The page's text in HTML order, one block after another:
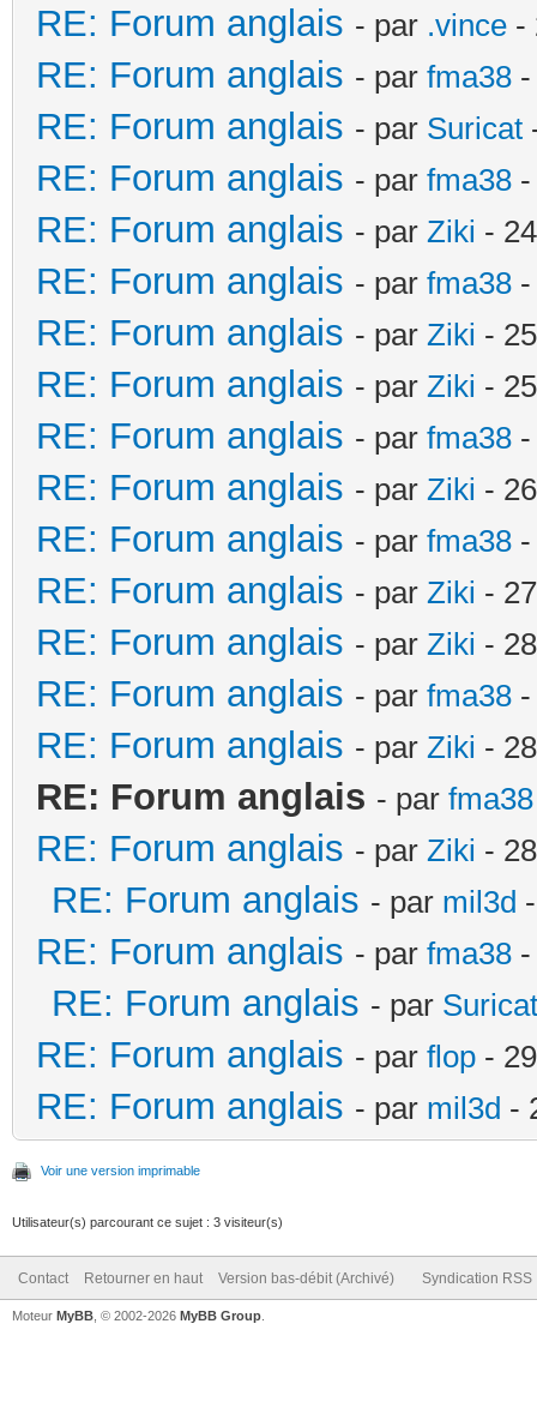
RE: Forum anglais - par .vince -
RE: Forum anglais - par fma38
RE: Forum anglais - par Suricat
RE: Forum anglais - par fma38
RE: Forum anglais - par Ziki -
RE: Forum anglais - par fma38
RE: Forum anglais - par Ziki -
RE: Forum anglais - par Ziki -
RE: Forum anglais - par fma38
RE: Forum anglais - par Ziki -
RE: Forum anglais - par fma38
RE: Forum anglais - par Ziki -
RE: Forum anglais - par Ziki -
RE: Forum anglais - par fma38
RE: Forum anglais - par Ziki -
RE: Forum anglais - par fma38
RE: Forum anglais - par Ziki -
RE: Forum anglais - par mil3d
RE: Forum anglais - par fma38
RE: Forum anglais - par Suricat
RE: Forum anglais - par flop -
RE: Forum anglais - par mil3d -
Voir une version imprimable
Utilisateur(s) parcourant ce sujet : 3 visiteur(s)
Contact Retourner en haut Version bas-débit (Archivé) Syndication RSS
Moteur MyBB , © 2002-2026 MyBB Group